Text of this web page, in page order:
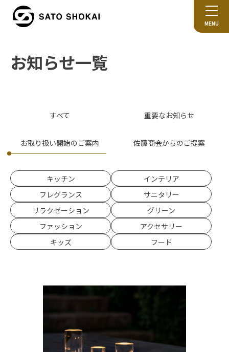
MENU
お知らせ一覧
すべて 重要なお知らせ
お取り扱い開始のご案内 佐藤商会からのご提案
キッチン
インテリア
フレグランス
サニタリー
リラクゼーション
グリーン
ファッション
アクセサリー
キッズ
フード